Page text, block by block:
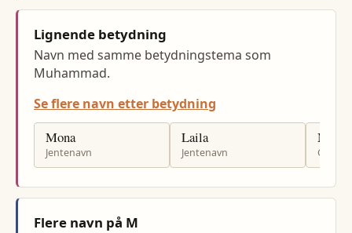
Lignende betydning
Navn med samme betydningstema som
Muhammad.
Se flere navn etter betydning
Mona
Jentenavn
Laila
Jentenavn
Flere navn på M